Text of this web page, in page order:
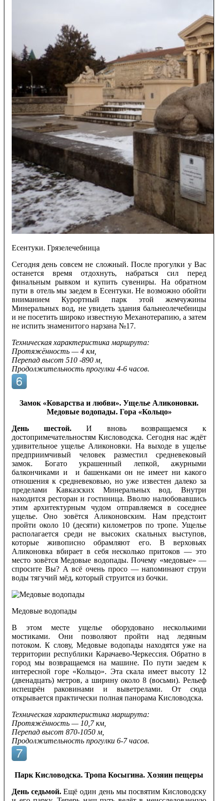
Есентуки. Грязелечебница
Сегодня день совсем не сложный. После прогулки у Вас
останется время отдохнуть, набраться сил перед
финальным рывком и купить сувениры. На обратном
пути в отель мы заедем в Есентуки. Не возможно обойти
вниманием Курортный парк этой жемчужины
Минеральных вод, не увидеть здания бальнеолечебницы
и не посетить широко известную Механотерапию, а затем
не испить знаменитого нарзана №17.
Техническая характеристика маршрута:
Протяжённость — 4 км,
Перепад высот 510 -890 м,
Продолжительность прогулки 4-6 часов.
Замок «Коварства и любви». Ущелье Аликоновки.
Медовые водопады. Гора «Кольцо»
День шестой.И вновь возвращаемся к
достопримечательностям Кисловодска. Сегодня нас ждёт
удивительное ущелье Аликоновки. На выходе в ущелье
предприимчивый человек разместил средневековый
замок. Богато украшенный лепкой, ажурными
балкончиками и и башенками он не имеет ни какого
отношения к средневековью, но уже известен далеко за
пределами Кавказских Минеральных вод. Внутри
находится ресторан и гостиница. Вволю налюбовавшись
этим архитектурным чудом отправляемся в соседнее
ущелье. Оно зовётся Аликоновским. Нам предстоит
пройти около 10 (десяти) километров по тропе. Ущелье
располагается среди не высоких скальных выступов,
которые живописно обрамляют его. В верховьях
Аликоновка вбирает в себя несколько притоков — это
место зовётся Медовые водопады. Почему «медовые» —
спросите Вы? А всё очень просо — напоминают струи
воды тягучий мёд, который струится из бочки.
Медовые водопады
В этом месте ущелье оборудовано несколькими
мостиками. Они позволяют пройти над ледяным
потоком. К слову, Медовые водопады находятся уже на
территории республики Карачаево-Черкессия. Обратно в
город мы возвращаемся на машине. По пути заедем к
интересной горе «Кольцо». Эта скала имеет высоту 12
(двенадцать) метров, а ширину около 8 (восьми). Рельеф
испещрён раковинами и выветрелами. От сюда
открывается практически полная панорама Кисловодска.
Техническая характеристика маршрута:
Протяжённость — 10,7 км,
Перепад высот 870-1050 м,
Продолжительность прогулки 6-7 часов.
Парк Кисловодска. Тропа Косыгина. Хозяин пещеры
День седьмой.Ещё один день мы посвятим Кисловодску